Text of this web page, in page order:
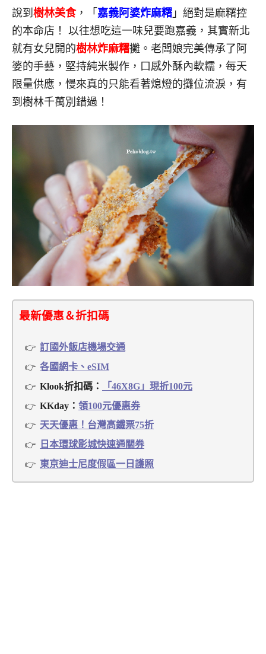
說到 樹林美食，「 嘉義阿婆炸麻糬 」 絕對是麻糬控
的本命店！ 以往想吃這一味兒要跑嘉義，其實新北
就有女兒開的樹林炸麻糬攤 。老闆娘完美傳承了阿
婆的手藝， 堅持純米製作， 口感外酥內軟糯， 每天
限量供應，慢來真的只能看著熄燈的攤位流淚， 有
到樹林千萬別錯過！
最新優惠＆折扣碼
訂國外飯店機場交通
各國網卡、eSIM
Klook折扣碼：
「46X8G」現折100元
KKday： 領100元優惠券
天天優惠！台灣高鐵票75折
日本環球影城快速通關券
東京迪士尼度假區一日護照